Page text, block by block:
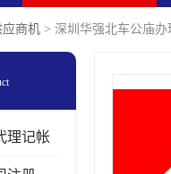
应商机 > 深圳华强北车公庙
理记帐